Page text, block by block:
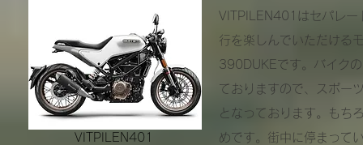
VITPILEN401
​VITPILEN401はセパレー
行を楽しんでいただける
390DUKEです。バイク
ておりますので、スポー
となっております。もち
めです。街中に停まって